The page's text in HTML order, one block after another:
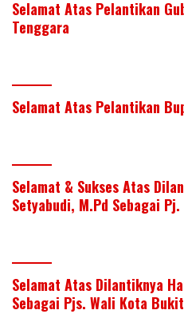
Selamat Atas Pelantikan
Tenggara
Selamat Atas Pelantikan
Selamat & Sukses Atas
Setyabudi, M.Pd Sebagai
Selamat Atas Dilantiknya
Sebagai Pjs. Wali Kota